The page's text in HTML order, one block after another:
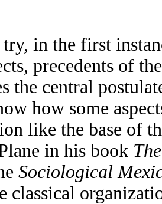
in the first
precedents of
the central
how some
like the base of
in his book
Sociological
classical